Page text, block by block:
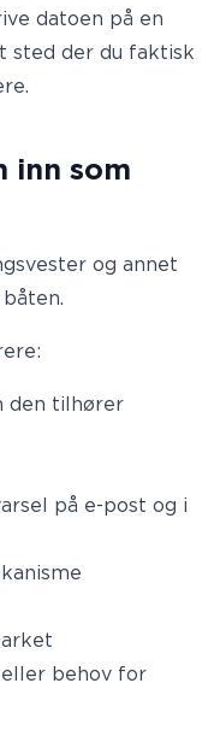
datoen på en
sted der du faktisk
inn som
og annet
den tilhører
på e-post og i
behov for